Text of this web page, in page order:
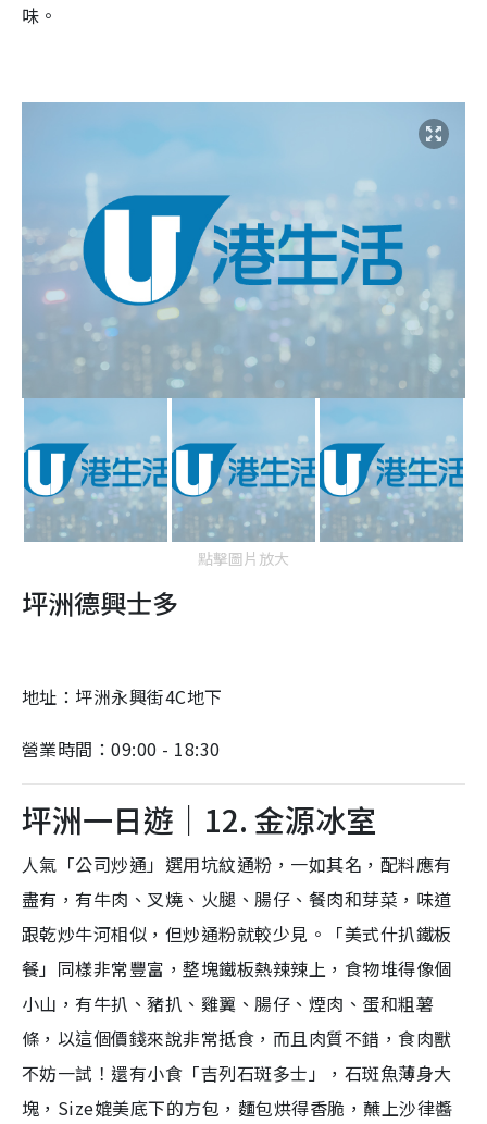
味。
點擊圖片放大
坪洲德興士多
地址：坪洲永興街4C地下
營業時間：09:00 - 18:30
坪洲一日遊｜12. 金源冰室
人氣「公司炒通」選用坑紋通粉，一如其名，配料應有
盡有，有牛肉、叉燒、火腿、腸仔、餐肉和芽菜，味道
跟乾炒牛河相似，但炒通粉就較少見。「美式什扒鐵板
餐」同樣非常豐富，整塊鐵板熱辣辣上，食物堆得像個
小山，有牛扒、豬扒、雞翼、腸仔、煙肉、蛋和粗薯
條，以這個價錢來說非常抵食，而且肉質不錯，食肉獸
不妨一試！還有小食「吉列石斑多士」，石斑魚薄身大
塊，Size媲美底下的方包，麵包烘得香脆，蘸上沙律醬